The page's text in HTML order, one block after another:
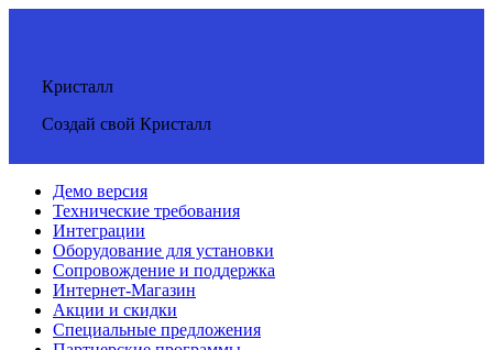
Кристалл
Создай свой Кристалл
Демо версия
Технические требования
Интеграции
Оборудование для установки
Сопровождение и поддержка
Интернет-Магазин
Акции и скидки
Специальные предложения